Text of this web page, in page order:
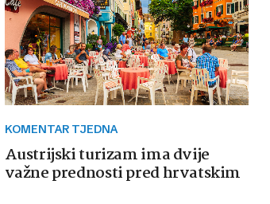
KOMENTAR TJEDNA
Austrijski turizam ima dvije
važne prednosti pred hrvatskim